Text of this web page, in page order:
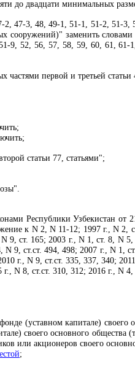
до двадцати минимальных
2, 47-3, 48, 49-1, 51-1, 51-2, 51-
сооружений)" заменить
52, 56, 57, 58, 59, 60, 61, 61-
частями первой и третьей статьи
статьи 77, статьями";
Республики Узбекистан от
к N 2, N 11-12; 1997 г., N 2,
9, ст. 165; 2003 г., N 1, ст. 8, N
9, ст.ст. 494, 498; 2007 г., N 1,
г., N 9, ст.ст. 335, 337, 340;
N 8, ст.ст. 310, 312; 2016 г., N
(уставном капитале) своего
своего основного общества
или акционеров своего
;